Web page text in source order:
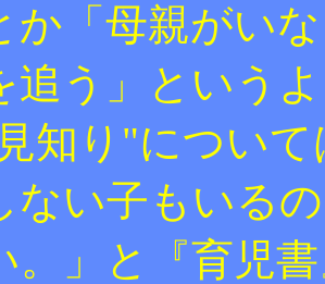
か「母親がい
追う」という
知り"につい
ない子もいる
。」と『育児